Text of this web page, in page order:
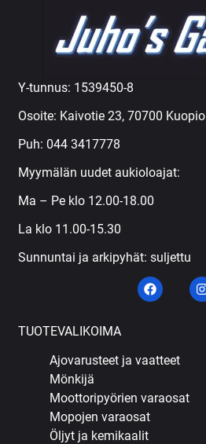
Y-tunnus: 1539450-8
Osoite: Kaivotie 23, 70700 Kuopio
Puh: 044 3417778
Myymälän uudet aukioloajat:
Ma – Pe klo 12.00-18.00
La klo 11.00-15.30
Sunnuntai ja arkipyhät: suljettu
TUOTEVALIKOIMA
Ajovarusteet ja vaatteet
Mönkijä
Moottoripyörien varaosat
Mopojen varaosat
Öljyt ja kemikaalit